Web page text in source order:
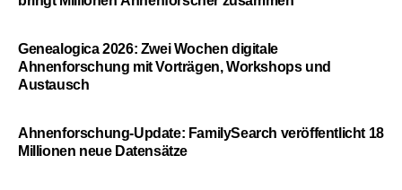
Genealogica 2026: Zwei Wochen digitale
Ahnenforschung mit Vorträgen, Workshops und
Austausch
Ahnenforschung-Update: FamilySearch veröffentlicht 18
Millionen neue Datensätze